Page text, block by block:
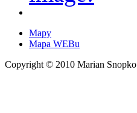
Mapy
Mapa WEBu
Copyright © 2010 Marian Snopko